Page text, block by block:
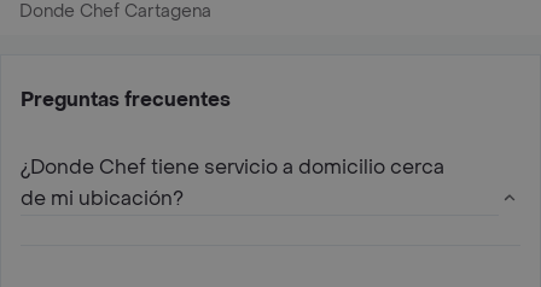
Donde Chef Cartagena
Preguntas frecuentes
¿Donde Chef tiene servicio a domicilio cerca
de mi ubicación?